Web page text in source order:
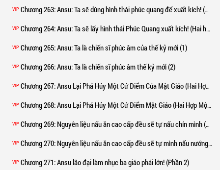
VIP Chương 263: Ansu: Ta sẽ dùng hình thái phúc quang để xuất kích! (Hai hợp một)**
VIP Chương 264: Ansu: Ta sẽ lấy hình thái Phúc Quang xuất kích! (Hai hợp một) (2)
VIP Chương 265: Ansu: Ta là chiến sĩ phúc âm của thế kỷ mới (1)
VIP Chương 266: Ansu: Ta là chiến sĩ phúc âm thế kỷ mới (2)
VIP Chương 267: Ansu Lại Phá Hủy Một Cứ Điểm Của Mật Giáo (Hai Hợp Một) (1)
VIP Chương 268: Ansu Lại Phá Hủy Một Cứ Điểm Mật Giáo (Hai Hợp Một) (2)
VIP Chương 269: Nguyên liệu nấu ăn cao cấp đều sẽ tự nấu chín mình (hai hợp một) (1)
VIP Chương 270: Nguyên liệu nấu ăn cao cấp đều sẽ tự mình nấu nướng ngon lành (Hai hợp một) (2)
VIP Chương 271: Ansu lão đại làm nhục ba giáo phái lớn! (Phần 2)